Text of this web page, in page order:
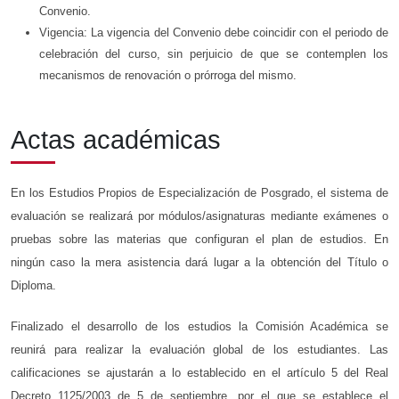
Convenio.
Vigencia: La vigencia del Convenio debe coincidir con el periodo de
celebración del curso, sin perjuicio de que se contemplen los
mecanismos de renovación o prórroga del mismo.
Actas académicas
En los Estudios Propios de Especialización de Posgrado, el sistema de
evaluación se realizará por módulos/asignaturas mediante exámenes o
pruebas sobre las materias que configuran el plan de estudios. En
ningún caso la mera asistencia dará lugar a la obtención del Título o
Diploma.
Finalizado el desarrollo de los estudios la Comisión Académica se
reunirá para realizar la evaluación global de los estudiantes. Las
calificaciones se ajustarán a lo establecido en el artículo 5 del Real
Decreto 1125/2003 de 5 de septiembre, por el que se establece el